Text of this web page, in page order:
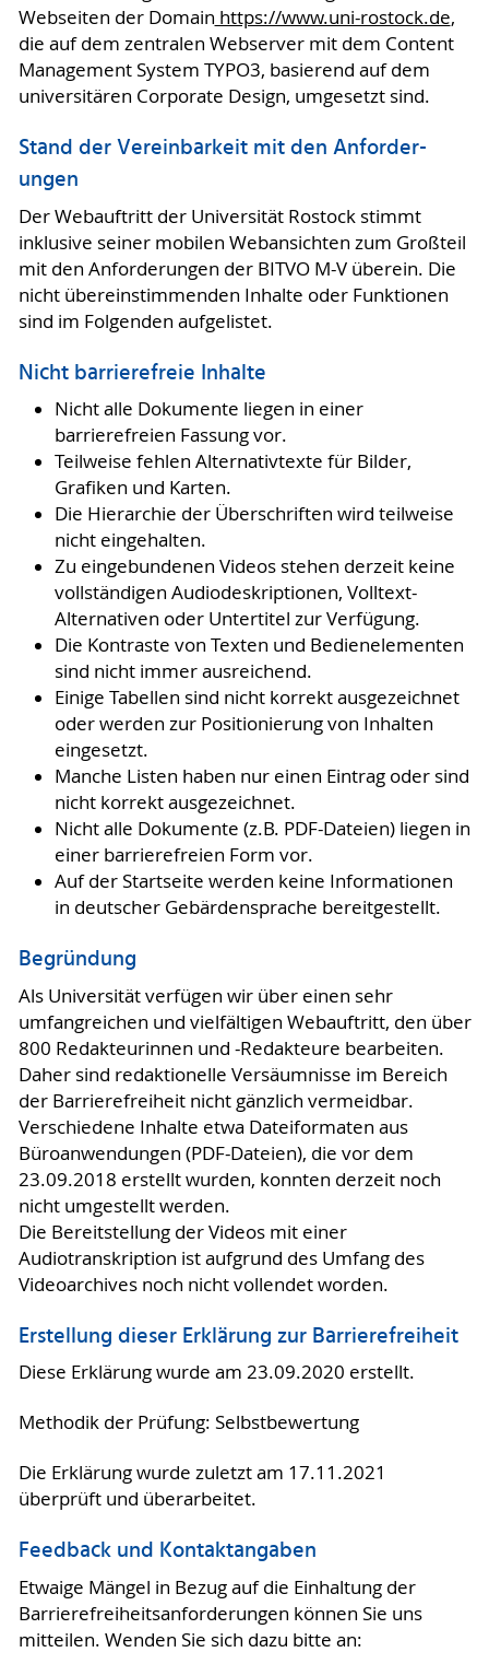
Webseiten der Domain https://www.uni-rostock.de,
die auf dem zentralen Webserver mit dem Content
Management System TYPO3, basierend auf dem
universitären Corporate Design, umgesetzt sind.
Stand der Vereinbarkeit mit den An­for­der­
ungen
Der Webauftritt der Universität Rostock stimmt
inklusive seiner mobilen Webansichten zum Großteil
mit den Anforderungen der BITVO M-V überein. Die
nicht übereinstimmenden Inhalte oder Funktionen
sind im Folgenden aufgelistet.
Nicht barrierefreie Inhalte
Nicht alle Dokumente liegen in einer
barrierefreien Fassung vor.
Teilweise fehlen Alternativtexte für Bilder,
Grafiken und Karten.
Die Hierarchie der Überschriften wird teilweise
nicht eingehalten.
Zu eingebundenen Videos stehen derzeit keine
vollständigen Audiodeskriptionen, Volltext-
Alternativen oder Untertitel zur Verfügung.
Die Kontraste von Texten und Bedienelementen
sind nicht immer ausreichend.
Einige Tabellen sind nicht korrekt ausgezeichnet
oder werden zur Positionierung von Inhalten
eingesetzt.
Manche Listen haben nur einen Eintrag oder sind
nicht korrekt ausgezeichnet.
Nicht alle Dokumente (z.B. PDF-Dateien) liegen in
einer barrierefreien Form vor.
Auf der Startseite werden keine Informationen
in deutscher Gebärdensprache bereitgestellt.
Begründung
Als Universität verfügen wir über einen sehr
umfangreichen und vielfältigen Webauftritt, den über
800 Redakteurinnen und -Redakteure bearbeiten.
Daher sind redaktionelle Versäumnisse im Bereich
der Barrierefreiheit nicht gänzlich vermeidbar.
Verschiedene Inhalte etwa Dateiformaten aus
Büroanwendungen (PDF-Dateien), die vor dem
23.09.2018 erstellt wurden, konnten derzeit noch
nicht umgestellt werden.
Die Bereitstellung der Videos mit einer
Audiotranskription ist aufgrund des Umfang des
Videoarchives noch nicht vollendet worden.
Erstellung dieser Erklärung zur Barrierefreiheit
Diese Erklärung wurde am 23.09.2020 erstellt.
Methodik der Prüfung: Selbstbewertung
Die Erklärung wurde zuletzt am 17.11.2021
überprüft und überarbeitet.
Feedback und Kontaktangaben
Etwaige Mängel in Bezug auf die Einhaltung der
Barrierefreiheitsanforderungen können Sie uns
mitteilen. Wenden Sie sich dazu bitte an: